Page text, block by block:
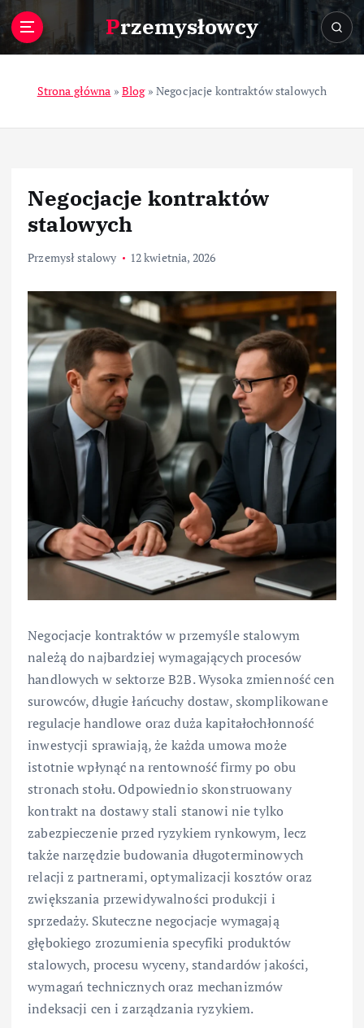
Przemysłowcy
Strona główna » Blog» Negocjacje kontraktów stalowych
Negocjacje kontraktów
stalowych
Przemysł stalowy 12 kwietnia, 2026
Negocjacje kontraktów w przemyśle stalowym
należą do najbardziej wymagających procesów
handlowych w sektorze B2B. Wysoka zmienność cen
surowców, długie łańcuchy dostaw, skomplikowane
regulacje handlowe oraz duża kapitałochłonność
inwestycji sprawiają, że każda umowa może
istotnie wpłynąć na rentowność firmy po obu
stronach stołu. Odpowiednio skonstruowany
kontrakt na dostawy stali stanowi nie tylko
zabezpieczenie przed ryzykiem rynkowym, lecz
także narzędzie budowania długoterminowych
relacji z partnerami, optymalizacji kosztów oraz
zwiększania przewidywalności produkcji i
sprzedaży. Skuteczne negocjacje wymagają
głębokiego zrozumienia specyfiki produktów
stalowych, procesu wyceny, standardów jakości,
wymagań technicznych oraz mechanizmów
indeksacji cen i zarządzania ryzykiem.